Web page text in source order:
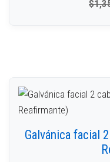
$
Galvánica facial